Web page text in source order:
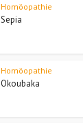
Homöopathie
Sepia
Homöopathie
Okoubaka